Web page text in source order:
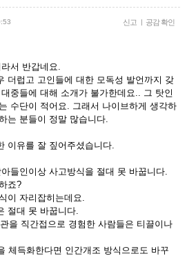
신고 | 공감 확인
서 반갑네요.
더럽고 고인들에 대한 모독성 발언까지 갖
중들에 대해 소개가 불가한데요.. 그 탓인
수단이 적어요. 그래서 나이브하게 생각하
는 분들이 정말 많습니다.
이유를 잘 짚어주셨습니다.
들인이상 사고방식을 절대 못 바꿉니다.
죠?
이 자리잡히는데요.
절대 못 바꿉니다.
을 직간접으로 경험한 사람들은 티끌이나
체득화한다면 인간개조 방식으로도 바꾸